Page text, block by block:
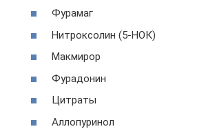
Фурамаг
Нитроксолин (5-НОК)
Макмирор
Фурадонин
Цитраты
Аллопуринол